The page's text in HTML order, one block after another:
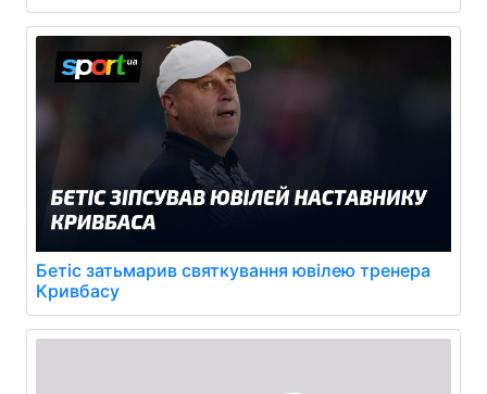
Бетіс затьмарив святкування ювілею тренера
Кривбасу